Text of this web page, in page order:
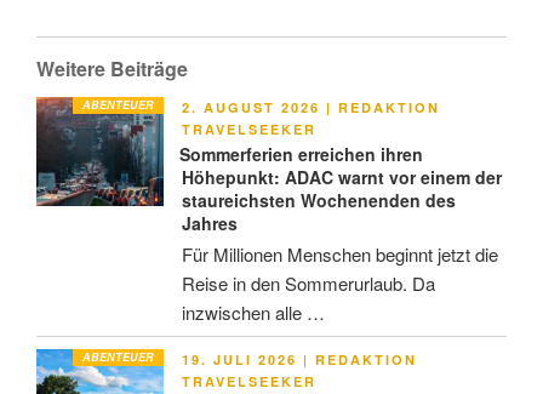
Weitere Beiträge
ABENTEUER
VERÖFFENTLICHT
AM
2. AUGUST 2026 | REDAKTION
TRAVELSEEKER
Sommerferien erreichen ihren
Höhepunkt: ADAC warnt vor einem der
staureichsten Wochenenden des
Jahres
Für Millionen Menschen beginnt jetzt die
Reise in den Sommerurlaub. Da
inzwischen alle …
ABENTEUER
VERÖFFENTLICHT
AM
19. JULI 2026 | REDAKTION
TRAVELSEEKER